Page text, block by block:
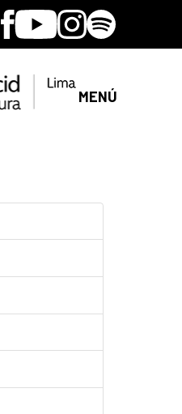
Facebook
YoutubeInstagram
Spotify
MENÚ